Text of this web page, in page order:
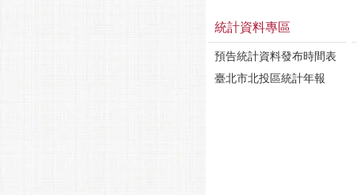
統計資料專區
預告統計資料發布時間表
臺北市北投區統計年報